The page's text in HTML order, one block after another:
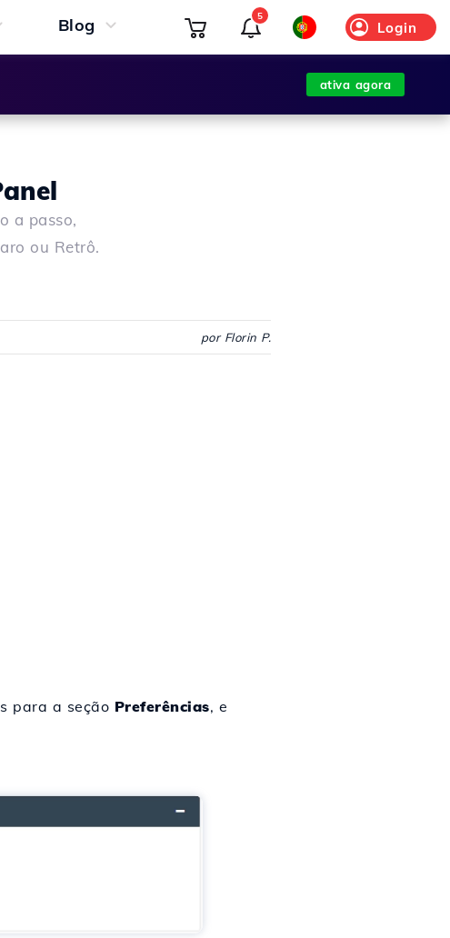
Blog Login
5
ativa agora
a passo,
ou Retrô.
por Florin P.
para a seção Preferências, e